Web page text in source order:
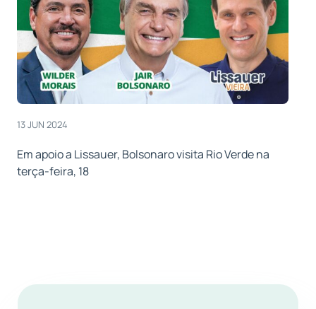
13 JUN 2024
Em apoio a Lissauer, Bolsonaro visita Rio Verde na
terça-feira, 18